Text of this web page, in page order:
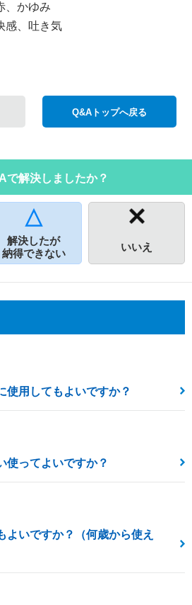
、かゆみ
感、吐き気
Q&Aトップへ戻る
で解決しましたか？
解決したが
納得できない
いいえ
使用してもよいですか？
使ってよいですか？
よいですか？（何歳から使え